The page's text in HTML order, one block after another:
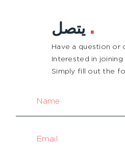
يتصل .
Have a question
Interested in
Simply fill out the